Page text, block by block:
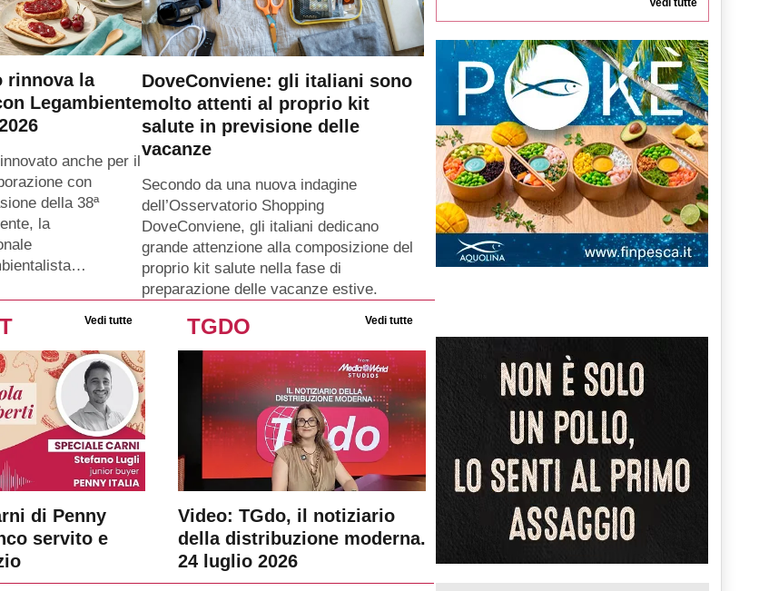
rinnova la
Legambiente
anche per il
con
della 38ª
la
DoveConviene: gli italiani sono
molto attenti al proprio kit
salute in previsione delle
vacanze
Secondo da una nuova indagine
dell’Osservatorio Shopping
DoveConviene, gli italiani dedicano
grande attenzione alla composizione del
proprio kit salute nella fase di
preparazione delle vacanze estive.
Vedi tutte
Vedi tutte
di Penny
servito e
TGDO Vedi tutte
Video: TGdo, il notiziario
della distribuzione moderna.
24 luglio 2026